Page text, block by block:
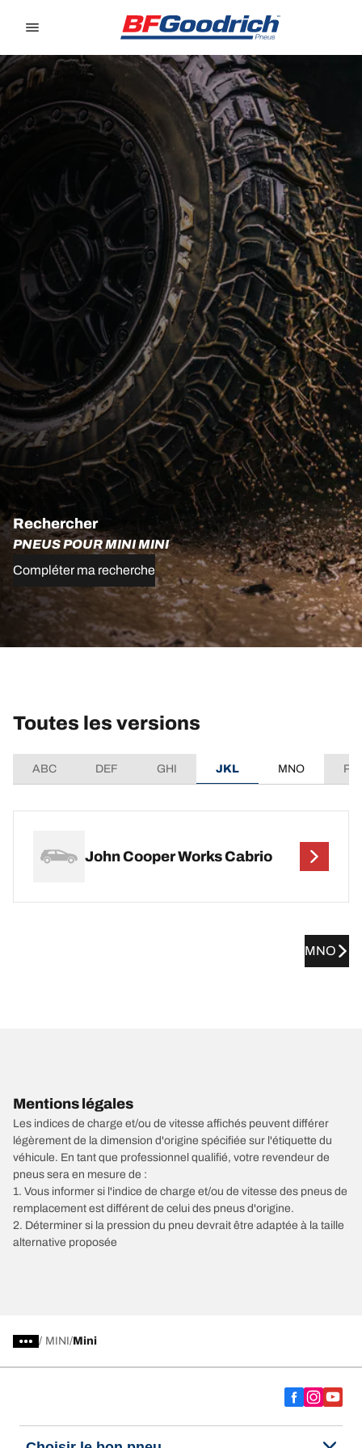
Rechercher
PNEUS POUR MINI MINI
Compléter ma recherche
Toutes les versions
ABC DEF GHI JKL MNO
John Cooper Works Cabrio
MNO
Mentions légales
Les indices de charge et/ou de vitesse affichés peuvent différer
légèrement de la dimension d'origine spécifiée sur l'étiquette du
véhicule. En tant que professionnel qualifié, votre revendeur de
pneus sera en mesure de :
1. Vous informer si l'indice de charge et/ou de vitesse des pneus de
remplacement est différent de celui des pneus d'origine.
2. Déterminer si la pression du pneu devrait être adaptée à la taille
alternative proposée
/ MINI Mini